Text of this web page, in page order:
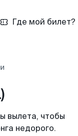
Где мой билет?
вылета, чтобы
недорого.